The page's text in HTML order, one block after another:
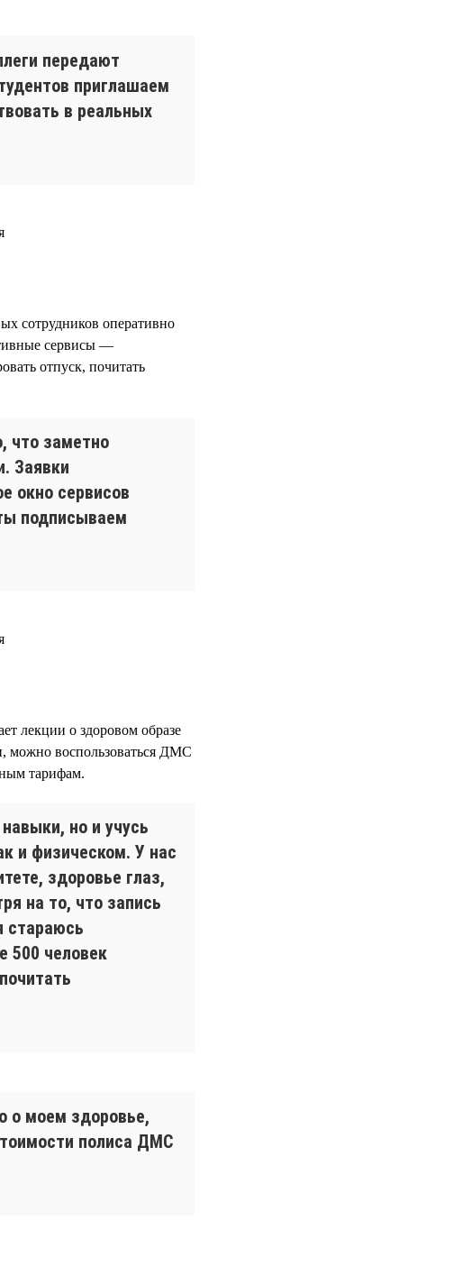
передают
приглашаем
в реальных
сотрудников оперативно
сервисы —
отпуск, почитать
что заметно
Заявки
окно сервисов
подписываем
лекции о здоровом образе
можно воспользоваться ДМС
тарифам.
но и учусь
и физическом. У нас
здоровье глаз,
на то, что запись
стараюсь
500 человек
о моем здоровье,
полиса ДМС